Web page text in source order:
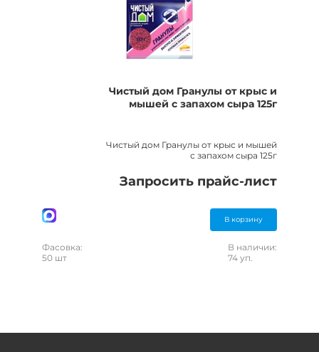
Чистый дом Гранулы от крыс и
мышей с запахом сыра 125г
Чистый дом Гранулы от крыс и мышей
с запахом сыра 125г
Запросить прайс-лист
В корзину
Фасовка:
50 шт
В наличии:
74 уп.